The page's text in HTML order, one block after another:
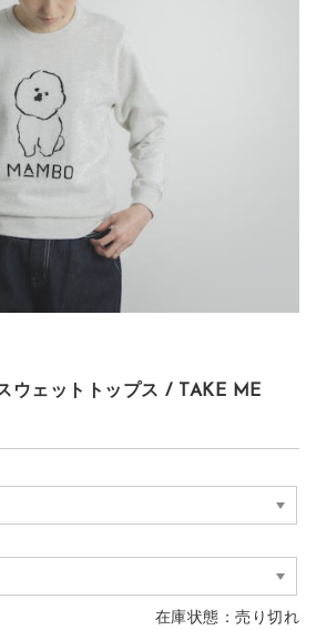
ウェットトップス / TAKE ME
在庫状態：売り切れ